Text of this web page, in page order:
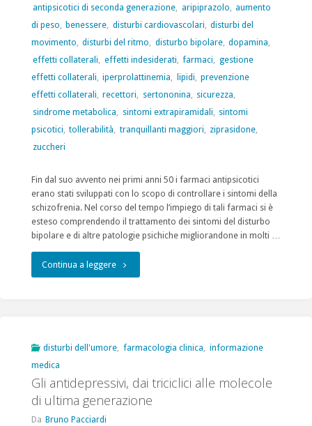
antipsicotici di seconda generazione aripiprazolo
aumento
di peso
benessere disturbi cardiovascolari
disturbi del
movimento
disturbi del ritmo disturbo bipolare, dopamina
effetti collaterali
effetti indesiderati farmaci
gestione
effetti collaterali
iperprolattinemia lipidi
prevenzione
effetti collaterali
recettori sertononina sicurezza
sindrome metabolica
sintomi extrapiramidali
sintomi
psicotici
tollerabilità tranquillanti maggiori ziprasidone
zuccheri
Fin dal suo avvento nei primi anni 50 i farmaci antipsicotici
erano stati sviluppati con lo scopo di controllare i sintomi della
schizofrenia. Nel corso del tempo l’impiego di tali farmaci si è
esteso comprendendo il trattamento dei sintomi del disturbo
bipolare e di altre patologie psichiche migliorandone in molti …
Continua a leggere"Efficacia
dalla
disturbi dell'umore farmacologia clinica
informazione
medica
Gli antidepressivi, dai triciclici alle molecole
di ultima generazione
Da Bruno Pacciardi